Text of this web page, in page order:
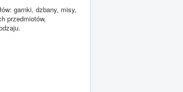
garnki, dzbany, misy,
przedmiotów,